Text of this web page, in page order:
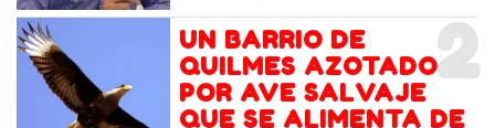
2
UN BARRIO DE
QUILMES AZOTADO
POR AVE SALVAJE
QUE SE ALIMENTA DE